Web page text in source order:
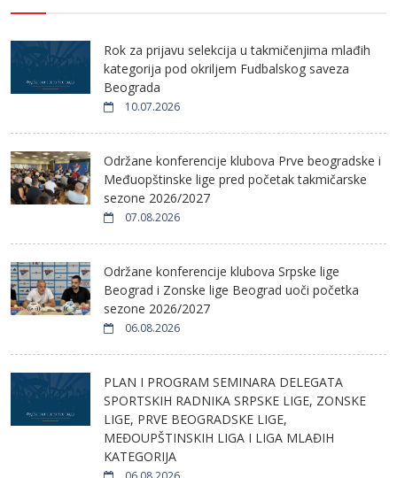
Rok za prijavu selekcija u takmičenjima mlađih
kategorija pod okriljem Fudbalskog saveza
Beograda
10.07.2026
Održane konferencije klubova Prve beogradske i
Međuopštinske lige pred početak takmičarske
sezone 2026/2027
07.08.2026
Održane konferencije klubova Srpske lige
Beograd i Zonske lige Beograd uoči početka
sezone 2026/2027
06.08.2026
PLAN I PROGRAM SEMINARA DELEGATA
SPORTSKIH RADNIKA SRPSKE LIGE, ZONSKE
LIGE, PRVE BEOGRADSKE LIGE,
MEĐOUPŠTINSKIH LIGA I LIGA MLAĐIH
KATEGORIJA